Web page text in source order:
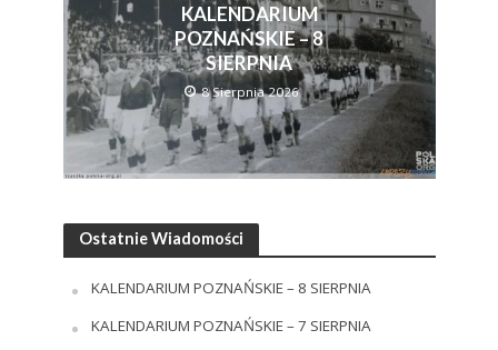
KALENDARIUM
POZNAŃSKIE – 8
SIERPNIA
8 Sierpnia 2026
Ostatnie Wiadomości
KALENDARIUM POZNAŃSKIE – 8 SIERPNIA
KALENDARIUM POZNAŃSKIE – 7 SIERPNIA